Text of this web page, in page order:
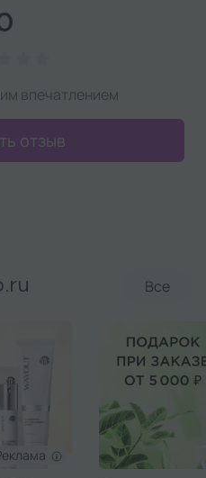
впечатлением
отзыв
Все